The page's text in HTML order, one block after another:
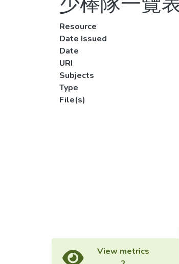
Resource
Date Issued
Date
URI
Subjects
Type
File(s)
View metrics